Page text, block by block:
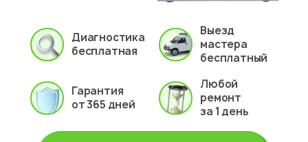
Диагностика
бесплатная
Выезд
мастера
бесплатный
Гарантия
от 365 дней
Любой
ремонт
за 1 день